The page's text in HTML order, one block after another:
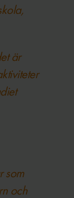
är
som
och